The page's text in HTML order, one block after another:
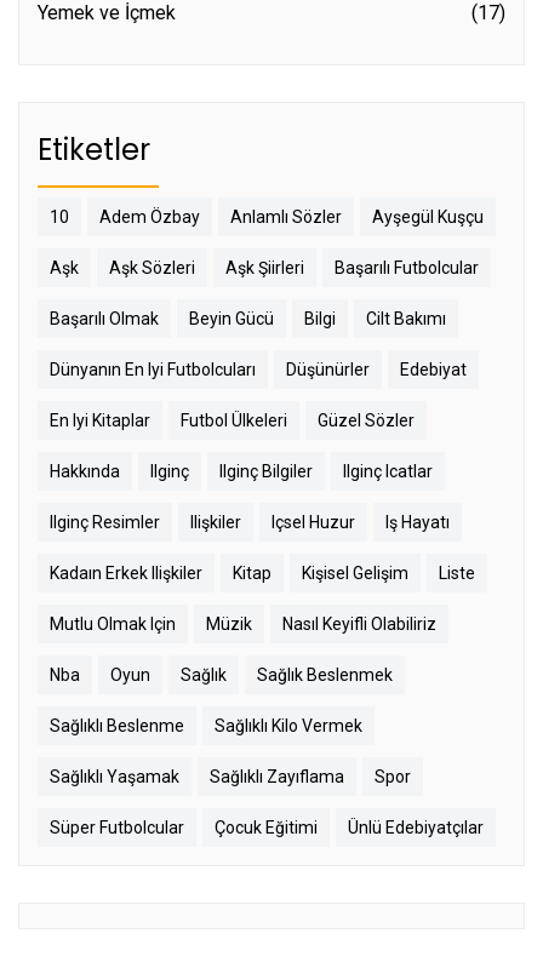
Yemek ve İçmek (17)
Etiketler
10 Adem Özbay Anlamlı Sözler Ayşegül Kuşçu
Aşk Aşk Sözleri Aşk Şiirleri Başarılı Futbolcular
Başarılı Olmak Beyin Gücü Bilgi Cilt Bakımı
Dünyanın En Iyi Futbolcuları Düşünürler Edebiyat
En Iyi Kitaplar Futbol Ülkeleri Güzel Sözler
Hakkında Ilginç Ilginç Bilgiler Ilginç Icatlar
Ilginç Resimler Ilişkiler Içsel Huzur Iş Hayatı
Kadaın Erkek Ilişkiler Kitap Kişisel Gelişim Liste
Mutlu Olmak Için Müzik Nasıl Keyifli Olabiliriz
Nba Oyun Sağlık Sağlık Beslenmek
Sağlıklı Beslenme Sağlıklı Kilo Vermek
Sağlıklı Yaşamak Sağlıklı Zayıflama Spor
Süper Futbolcular Çocuk Eğitimi Ünlü Edebiyatçılar